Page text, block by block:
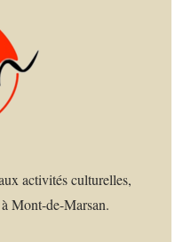
activités culturelles,
Mont-de-Marsan.